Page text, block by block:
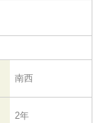
南西
2年